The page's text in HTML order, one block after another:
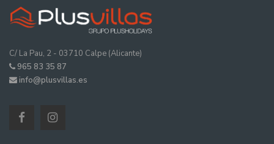
C/ La Pau, 2 - 03710 Calpe (Alicante)
965 83 35 87
info@plusvillas.es